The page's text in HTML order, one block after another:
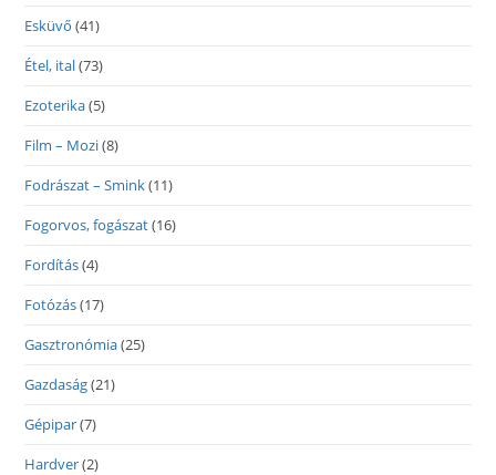
Esküvő (41)
Étel, ital(73)
Ezoterika(5)
Film – Mozi(8)
Fodrászat – Smink(11)
Fogorvos, fogászat(16)
Fordítás(4)
Fotózás(17)
Gasztronómia(25)
Gazdaság(21)
Gépipar(7)
Hardver(2)